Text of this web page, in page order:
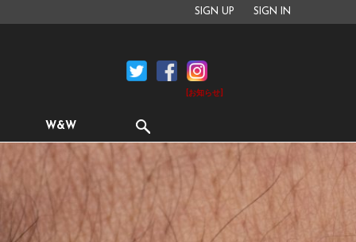
SIGN UP SIGN IN
[お知らせ]
W&W